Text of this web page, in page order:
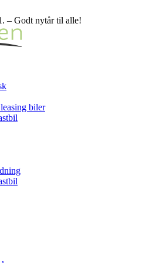
– Godt nytår til alle!
biler